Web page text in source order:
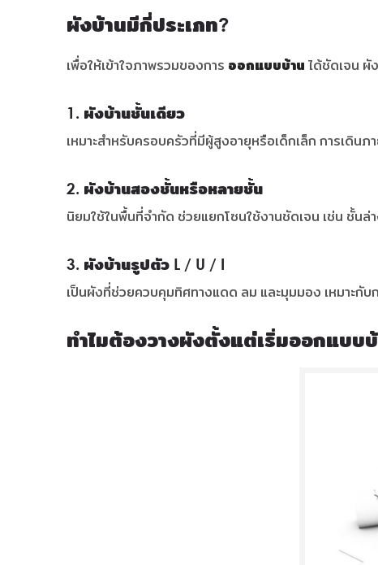
ผังบ้านมีกี่ประเภท?
เพื่อให้เข้าใจภาพรวมของการ ออกแบบบ้าน ได้ชัดเจน ผั
1. ผังบ้านชั้นเดียว
เหมาะสำหรับครอบครัวที่มีผู้สูงอายุหรือเด็กเล็ก การเดิน
2. ผังบ้านสองชั้นหรือหลายชั้น
นิยมใช้ในพื้นที่จำกัด ช่วยแยกโซนใช้งานชัดเจน เช่น ชั้น
3. ผังบ้านรูปตัว L / U / I
เป็นผังที่ช่วยควบคุมทิศทางแดด ลม และมุมมอง เหมาะกั
ทำไมต้องวางผังตั้งแต่เริ่มออกแบบ